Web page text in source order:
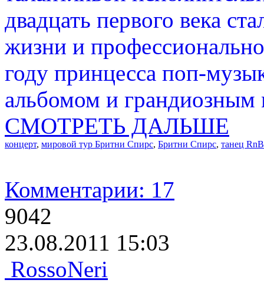
двадцать первого века
жизни и
году принцесса поп-
альбомом и
СМОТРЕТЬ ДАЛЬШЕ
концерт, мировой тур Бритни Спирс, Бритни Спирс, танец RnB
Комментарии: 17
9042
23.08.2011 15:03
RossoNeri